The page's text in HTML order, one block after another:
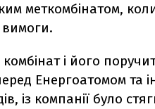
меткомбінатом,
і його
Енергоатомом та
із компанії було